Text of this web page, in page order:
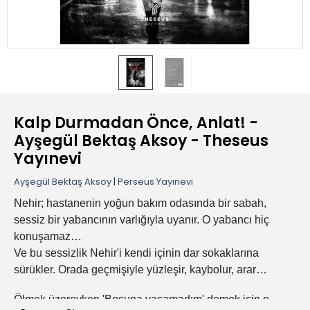
Kalp Durmadan Önce, Anlat! -
Ayşegül Bektaş Aksoy - Theseus
Yayınevi
Ayşegül Bektaş Aksoy| Perseus Yayınevi
Nehir; hastanenin yoğun bakım odasında bir sabah,
sessiz bir yabancının varlığıyla uyanır. O yabancı hiç
konuşamaz…
Ve bu sessizlik Nehir'i kendi içinin dar sokaklarına
sürükler. Orada geçmişiyle yüzleşir, kaybolur, arar…
Ölmek üzereyken 'Boşuna yaşamadım' demek için o